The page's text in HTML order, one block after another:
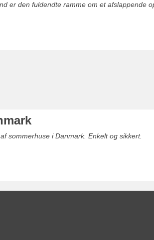
er den fuldendte ramme om et afslappende
sommerhuse i Danmark. Enkelt og sikkert.